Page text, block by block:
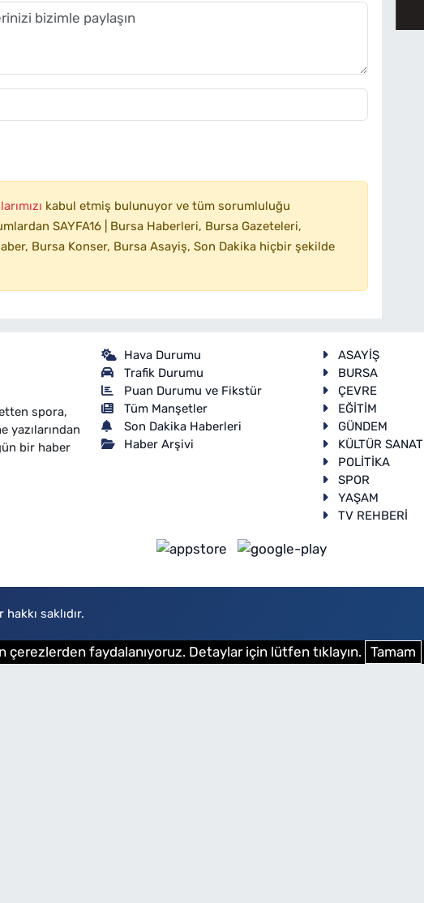
kabul etmiş bulunuyor ve tüm sorumluluğu
SAYFA16 | Bursa Haberleri, Bursa Gazeteleri,
Bursa Konser, Bursa Asayiş, Son Dakika hiçbir şekilde
spora,
yazılarından
bir haber
Hava Durumu
Trafik Durumu
Puan Durumu ve Fikstür
Tüm Manşetler
Son Dakika Haberleri
Haber Arşivi
ASAYİŞ
BURSA
ÇEVRE
EĞİTİM
GÜNDEM
KÜLTÜR SANAT
POLİTİKA
SPOR
YAŞAM
TV REHBERİ
saklıdır.
çerezlerden faydalanıyoruz. Detaylar için lütfen tıklayın. Tamam